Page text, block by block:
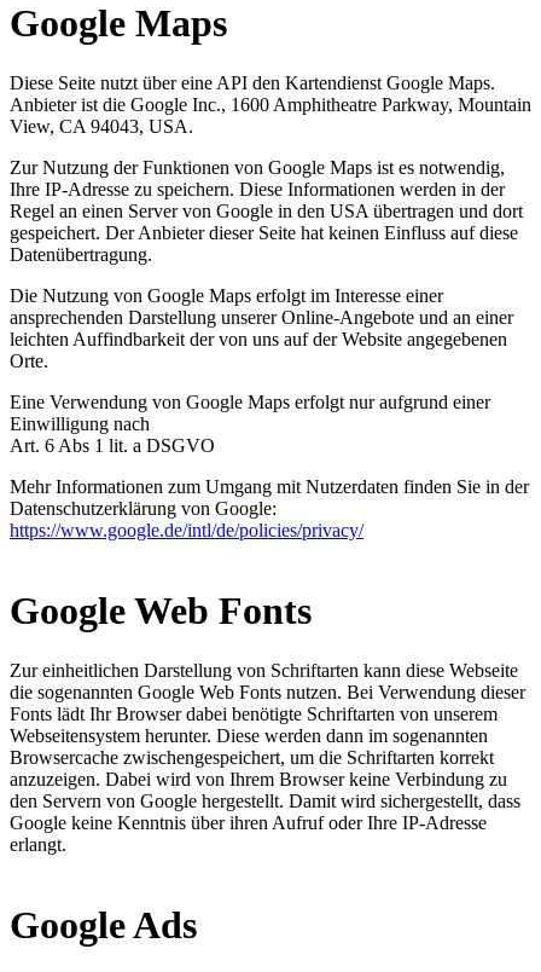
Google Maps
Diese Seite nutzt über eine API den Kartendienst Google Maps.
Anbieter ist die Google Inc., 1600 Amphitheatre Parkway, Mountain
View, CA 94043, USA.
Zur Nutzung der Funktionen von Google Maps ist es notwendig,
Ihre IP-Adresse zu speichern. Diese Informationen werden in der
Regel an einen Server von Google in den USA übertragen und dort
gespeichert. Der Anbieter dieser Seite hat keinen Einfluss auf diese
Datenübertragung.
Die Nutzung von Google Maps erfolgt im Interesse einer
ansprechenden Darstellung unserer Online-Angebote und an einer
leichten Auffindbarkeit der von uns auf der Website angegebenen
Orte.
Eine Verwendung von Google Maps erfolgt nur aufgrund einer
Einwilligung nach
Art. 6 Abs 1 lit. a DSGVO
Mehr Informationen zum Umgang mit Nutzerdaten finden Sie in der
Datenschutzerklärung von Google:
https://www.google.de/intl/de/policies/privacy/
Google Web Fonts
Zur einheitlichen Darstellung von Schriftarten kann diese Webseite
die sogenannten Google Web Fonts nutzen. Bei Verwendung dieser
Fonts lädt Ihr Browser dabei benötigte Schriftarten von unserem
Webseitensystem herunter. Diese werden dann im sogenannten
Browsercache zwischengespeichert, um die Schriftarten korrekt
anzuzeigen. Dabei wird von Ihrem Browser keine Verbindung zu
den Servern von Google hergestellt. Damit wird sichergestellt, dass
Google keine Kenntnis über ihren Aufruf oder Ihre IP-Adresse
erlangt.
Google Ads